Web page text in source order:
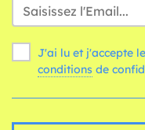
J'ai lu et j'accepte
conditions de